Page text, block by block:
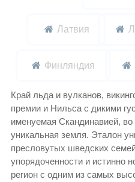
Латвия
Финляндия
Край льда и вулканов,
премии и Нильса с дикими
именуемая Скандинавией,
уникальная земля. Эталон
пресловутых шведских
упорядоченности и истинно
регион с одним из самых